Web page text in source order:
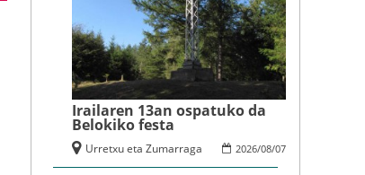
Irailaren 13an ospatuko da
Belokiko festa
2026/08/07
Urretxu eta Zumarraga